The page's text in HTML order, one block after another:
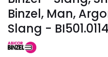
Binzel, Man,
Slang - BI501.0114